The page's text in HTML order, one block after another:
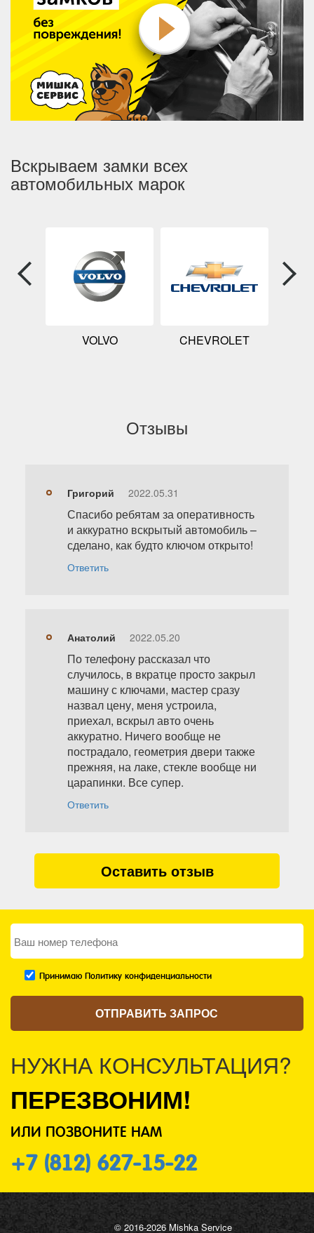
Вскрываем замки всех
автомобильных марок
VOLVO CHEVROLET
Отзывы
Григорий 2022.05.31
Спасибо ребятам за оперативность
и аккуратно вскрытый автомобиль –
сделано, как будто ключом открыто!
Ответить
Анатолий 2022.05.20
По телефону рассказал что
случилось, в вкратце просто закрыл
машину с ключами, мастер сразу
назвал цену, меня устроила,
приехал, вскрыл авто очень
аккуратно. Ничего вообще не
пострадало, геометрия двери также
прежняя, на лаке, стекле вообще ни
царапинки. Все супер.
Ответить
Оставить отзыв
Принимаю Политику конфиденциальности
НУЖНА КОНСУЛЬТАЦИЯ?
ПЕРЕЗВОНИМ!
ИЛИ ПОЗВОНИТЕ НАМ
+7 (812) 627-15-22
© 2016-2026 Mishka Service